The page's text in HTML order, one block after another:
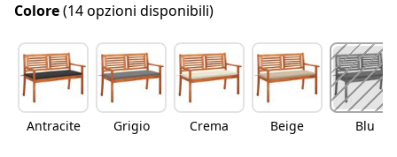
Colore(14 opzioni disponibili)
Antracite Grigio Crema Beige Blu